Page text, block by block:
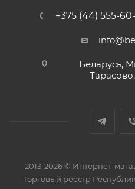
+375 (44) 555-
Беларусь,
2013-2026 © Интернет-
Торговый реестр